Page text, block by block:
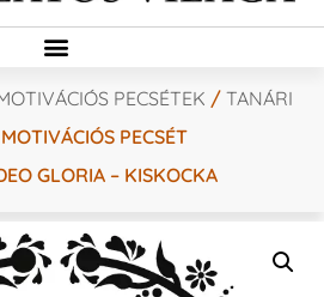
PECSÉTEK / TANÁRI
PECSÉT
GLORIA – KISKOCKA